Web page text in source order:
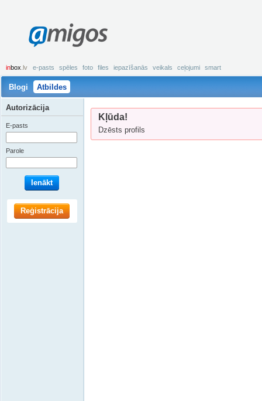
amigos
inbox .lv e-pasts spēles foto files iepazīšanās veikals ceļojumi smart
Blogi Atbildes
Kļūda!
Dzēsts profils
Autorizācija
E-pasts
Parole
Ienākt
Reģistrācija